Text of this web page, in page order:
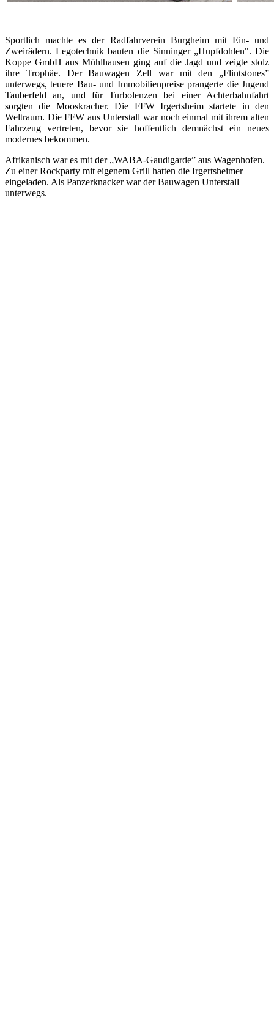
Sportlich machte es der Radfahrverein Burgheim mit Ein- und
Zweirädern. Legotechnik bauten die Sinninger „Hupfdohlen". Die
Koppe GmbH aus Mühlhausen ging auf die Jagd und zeigte stolz
ihre Trophäe. Der Bauwagen Zell war mit den „Flintstones”
unterwegs, teuere Bau- und Immobilienpreise prangerte die Jugend
Tauberfeld an, und für Turbolenzen bei einer Achterbahnfahrt
sorgten die Mooskracher. Die FFW Irgertsheim startete in den
Weltraum. Die FFW aus Unterstall war noch einmal mit ihrem alten
Fahrzeug vertreten, bevor sie hoffentlich demnächst ein neues
modernes bekommen.
Afrikanisch war es mit der „WABA-Gaudigarde” aus Wagenhofen.
Zu einer Rockparty mit eigenem Grill hatten die Irgertsheimer
eingeladen. Als Panzerknacker war der Bauwagen Unterstall
unterwegs.